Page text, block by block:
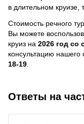
в длительном круизе,
Стоимость речного
Вы можете
круиз на 2026 год со
консультацию
18-19
Ответы на